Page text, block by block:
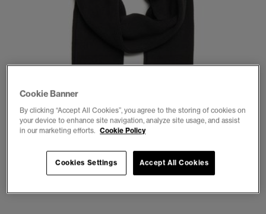
Cookie Banner
By clicking “Accept All Cookies”, you agree to the storing of cookies on
your device to enhance site navigation, analyze site usage, and assist
in our marketing efforts. Cookie Policy
Cookies Settings Accept All Cookies